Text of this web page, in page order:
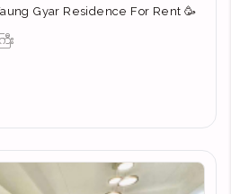
Gyar Residence For Rent 🥳
း